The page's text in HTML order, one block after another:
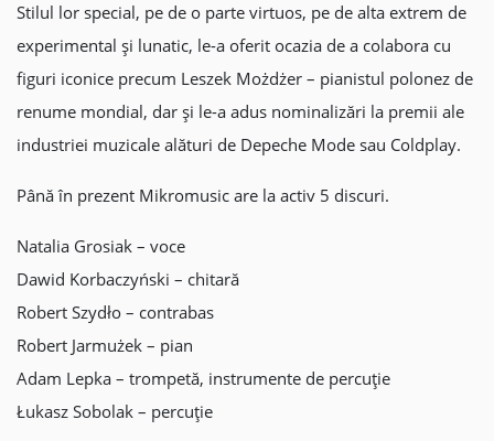
Stilul lor special, pe de o parte virtuos, pe de alta extrem de
experimental şi lunatic, le-a oferit ocazia de a colabora cu
figuri iconice precum Leszek Możdżer – pianistul polonez de
renume mondial, dar şi le-a adus nominalizări la premii ale
industriei muzicale alături de Depeche Mode sau Coldplay.
Până în prezent Mikromusic are la activ 5 discuri.
Natalia Grosiak – voce
Dawid Korbaczyński – chitară
Robert Szydło – contrabas
Robert Jarmużek – pian
Adam Lepka – trompetă, instrumente de percuție
Łukasz Sobolak – percuție